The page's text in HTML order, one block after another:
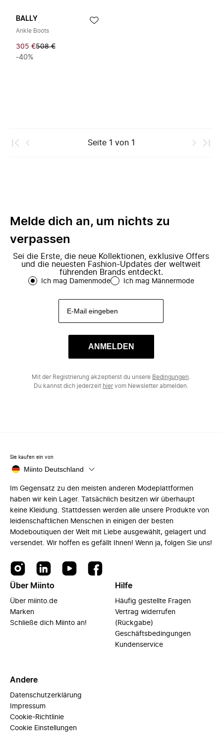
BALLY
Ankle Boots
305 €508 €
-40%
Seite 1 von 1
Melde dich an, um nichts zu
verpassen
Sei die Erste, die neue Kollektionen, exklusive Offers
und die neuesten Fashion-Updates der weltweit
führenden Brands entdeckt.
Ich mag Damenmode Ich mag Männermode
ANMELDEN
Mit der Registrierung akzeptierst du unsere Bedingungen
Du kannst dich jederzeit hiervom Newsletter abmelden.
Sie kaufen ein von
Miinto Deutschland
Im Gegensatz zu den meisten anderen Modeplattformen
haben wir kein Lager. Tatsächlich besitzen wir überhaupt
keine Kleidung. Stattdessen werden alle unsere Produkte von
leidenschaftlichen Menschen in einigen der besten
Modeboutiquen der Welt mit Liebe ausgewählt, gelagert und
versendet. Wir hoffen es gefällt Ihnen! Wenn ja, folgen Sie uns!
Über Miinto
Über miinto.de
Marken
Schließe dich Miinto an!
Hilfe
Häufig gestellte Fragen
Vertrag widerrufen
(Rückgabe)
Geschäftsbedingungen
Kundenservice
Andere
Datenschutzerklärung
Impressum
Cookie-Richtlinie
Cookie Einstellungen